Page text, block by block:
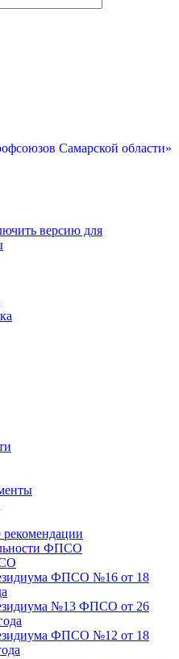
Самарской области»
версию для
ФПСО
ФПСО №16 от 18
№13 ФПСО от 26
ФПСО №12 от 18